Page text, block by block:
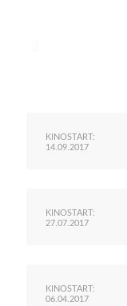
KINOSTART:
14.09.2017
KINOSTART:
27.07.2017
KINOSTART:
06.04.2017